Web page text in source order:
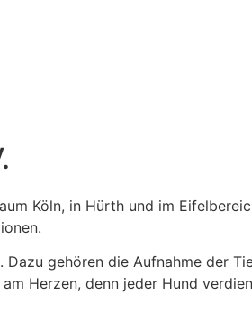
Köln, in Hürth und im
gehören die Aufnahme der
Herzen, denn jeder Hund